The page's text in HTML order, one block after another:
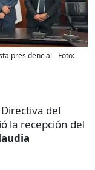
presidencial - Foto:
del
la recepción del